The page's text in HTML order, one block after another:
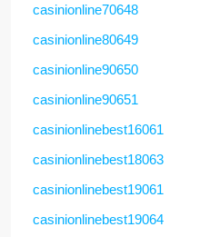
casinionline70648
casinionline80649
casinionline90650
casinionline90651
casinionlinebest16061
casinionlinebest18063
casinionlinebest19061
casinionlinebest19064